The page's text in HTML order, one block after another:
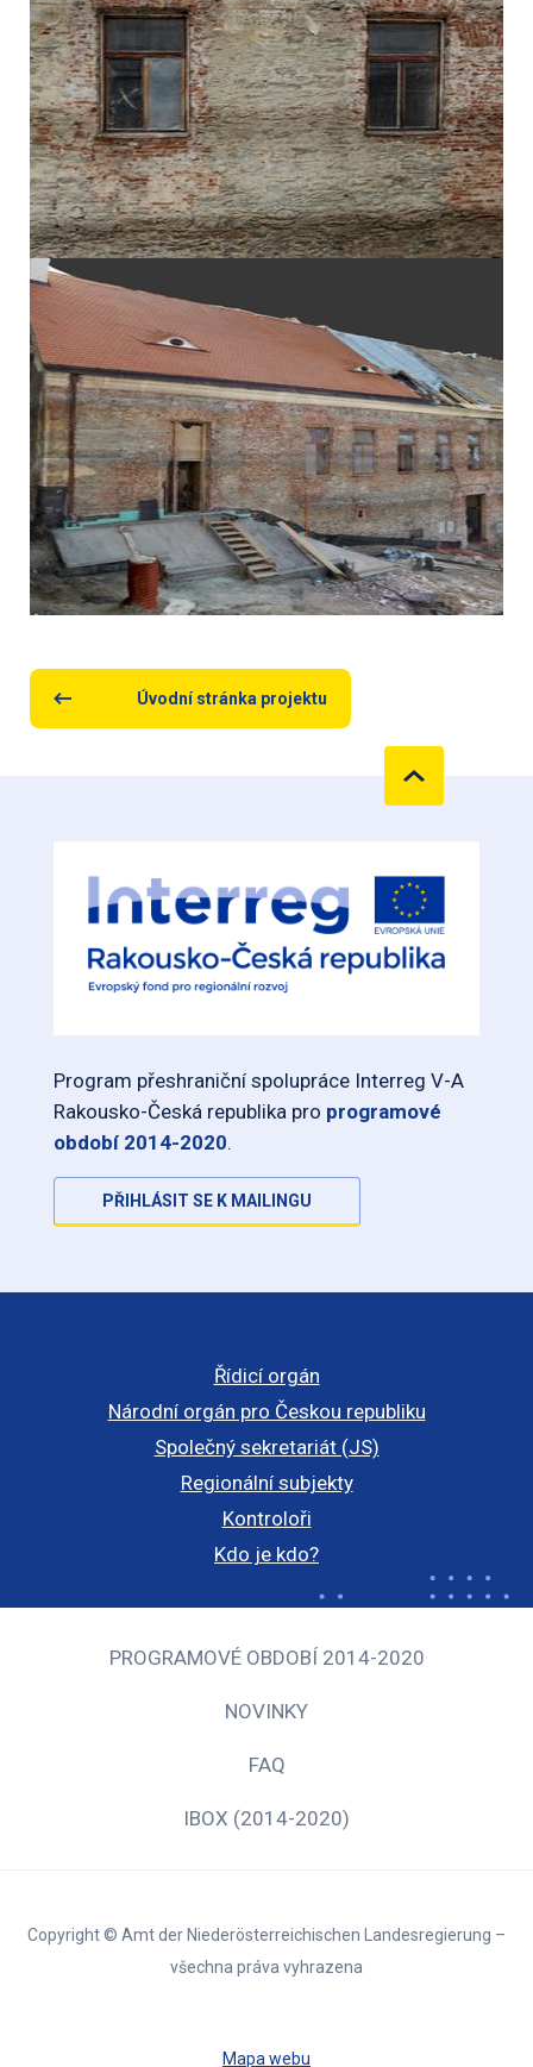
Úvodní stránka projektu
Program přeshraniční spolupráce Interreg V-A
Rakousko-Česká republika pro programové
období 2014-2020.
PŘIHLÁSIT SE K MAILINGU
Řídicí orgán
Národní orgán pro Českou republiku
Společný sekretariát (JS)
Regionální subjekty
Kontroloři
Kdo je kdo?
PROGRAMOVÉ OBDOBÍ 2014-2020
NOVINKY
FAQ
IBOX (2014-2020)
Copyright © Amt der Niederösterreichischen Landesregierung –
všechna práva vyhrazena
Mapa webu